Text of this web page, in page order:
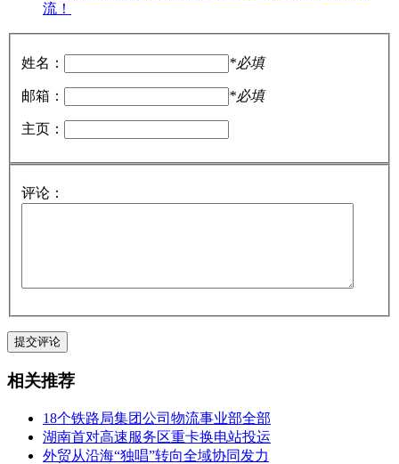
流！
姓名： *必填
邮箱： *必填
主页：
评论：
相关推荐
18个铁路局集团公司物流事业部全部
湖南首对高速服务区重卡换电站投运
外贸从沿海“独唱”转向全域协同发力